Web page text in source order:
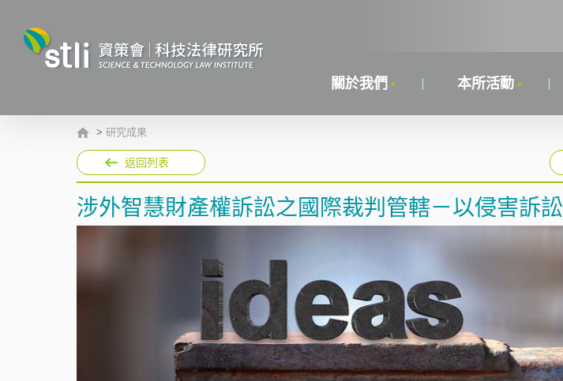
關於我們 本所活動
> 研究成果
返回列表
涉外智慧財產權訴訟之國際裁判管轄－以侵害訴